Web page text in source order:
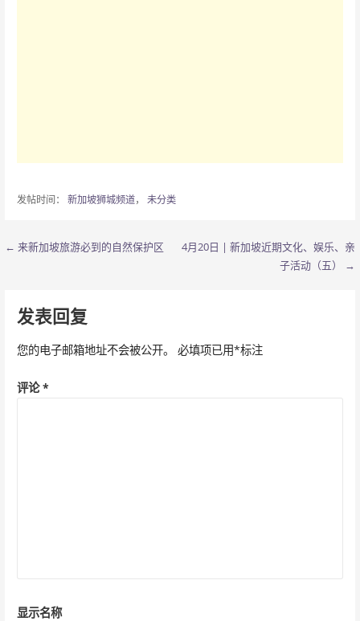
发帖时间： 新加坡狮城频道， 未分类
文
导
航
← 来新加坡旅游必到的自然保护区
4月20日 | 新加坡近期文化、娱乐、亲
子活动（五） →
发表回复
您的电子邮箱地址不会被公开。 必填项已用*标注
评论*
显示名称